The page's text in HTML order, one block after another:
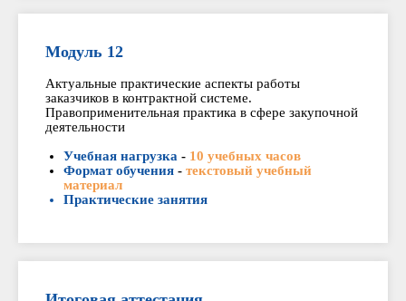
Модуль 12
Актуальные практические аспекты работы
заказчиков в контрактной системе.
Правоприменительная практика в сфере закупочной
деятельности
Учебная нагрузка - 10 учебных часов
Формат обучения - текстовый учебный
материал
Практические занятия